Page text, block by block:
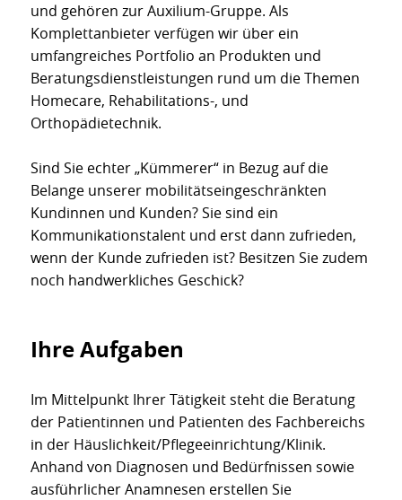
und gehören zur Auxilium-Gruppe. Als
Komplettanbieter verfügen wir über ein
umfangreiches Portfolio an Produkten und
Beratungsdienstleistungen rund um die Themen
Homecare, Rehabilitations-, und
Orthopädietechnik.
Sind Sie echter „Kümmerer“ in Bezug auf die
Belange unserer mobilitätseingeschränkten
Kundinnen und Kunden? Sie sind ein
Kommunikationstalent und erst dann zufrieden,
wenn der Kunde zufrieden ist? Besitzen Sie zudem
noch handwerkliches Geschick?
Ihre Aufgaben
Im Mittelpunkt Ihrer Tätigkeit steht die Beratung
der Patientinnen und Patienten des Fachbereichs
in der Häuslichkeit/Pflegeeinrichtung/Klinik.
Anhand von Diagnosen und Bedürfnissen sowie
ausführlicher Anamnesen erstellen Sie